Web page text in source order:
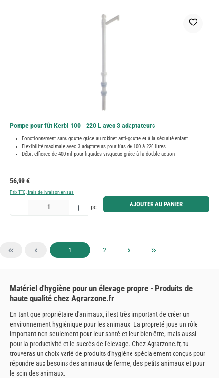
Pompe pour fût Kerbl 100 - 220 L avec 3 adaptateurs
Fonctionnement sans goutte grâce au robinet anti-goutte et à la sécurité enfant
Flexibilité maximale avec 3 adaptateurs pour fûts de 100 à 220 litres
Débit efficace de 400 ml pour liquides visqueux grâce à la double action
Prix régulier :
56,99 €
Prix TTC, frais de livraison en sus
Quantité de produit : Entrez la quantité souhaitée ou utilisez les boutons pour augmenter ou
pc AJOUTER AU PANIER
Page
1 Page
2
Matériel d'hygiène pour un élevage propre - Produits de
haute qualité chez Agrarzone.fr
En tant que propriétaire d'animaux, il est très important de créer un
environnement hygiénique pour les animaux. La propreté joue un rôle
important non seulement pour leur santé et leur bien-être, mais aussi
pour la productivité et le succès de l'élevage. Chez Agrarzone.fr, tu
trouveras un choix varié de produits d'hygiène spécialement conçus pour
répondre aux besoins des animaux de ferme, des petits animaux et pour
le soin des animaux.